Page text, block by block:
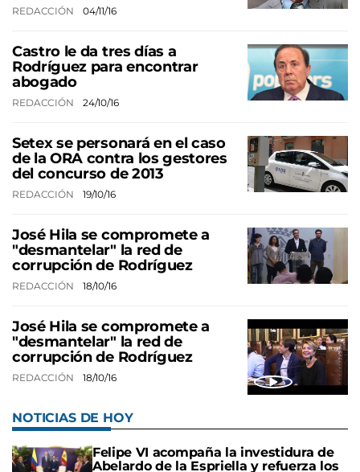
REDACCIÓN 04/11/16
Castro le da tres días a
Rodríguez para encontrar
abogado
REDACCIÓN 24/10/16
Setex se personará en el caso
de la ORA contra los gestores
del concurso de 2013
REDACCIÓN 19/10/16
José Hila se compromete a
"desmantelar" la red de
corrupción de Rodríguez
REDACCIÓN 18/10/16
José Hila se compromete a
"desmantelar" la red de
corrupción de Rodríguez
REDACCIÓN 18/10/16
NOTICIAS DE HOY
Felipe VI acompaña la investidura de
Abelardo de la Espriella y refuerza los